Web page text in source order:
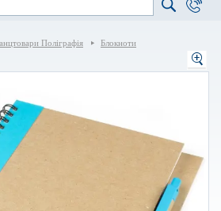
Поліграфія
Блокноти